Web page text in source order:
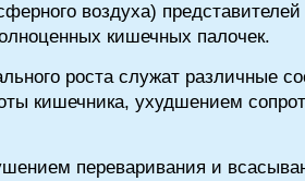
воздуха)
кишечных палочек.
роста служат различные
кишечника, ухудшением
переваривания и